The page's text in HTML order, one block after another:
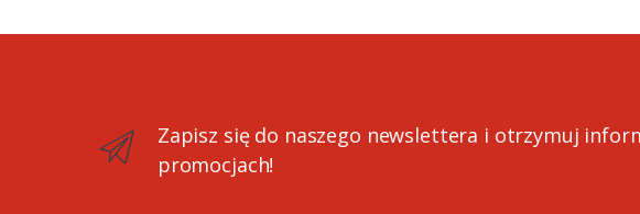
Zapisz się do naszego newslettera i otrzymuj
promocjach!